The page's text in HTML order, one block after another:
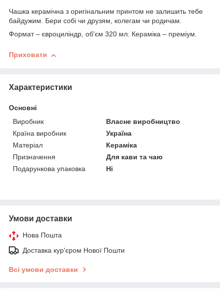
Чашка керамічна з оригінальним принтом не залишить тебе
байдужим. Бери собі чи друзям, колегам чи родичам.
Формат – євроциліндр, об'єм 320 мл. Кераміка – преміум.
Приховати
Характеристики
Основні
Виробник
Власне виробництво
Країна виробник
Україна
Матеріал
Кераміка
Призначення
Для кави та чаю
Подарункова упаковка
Ні
Умови доставки
Нова Пошта
Доставка кур'єром Нової Пошти
Всі умови доставки